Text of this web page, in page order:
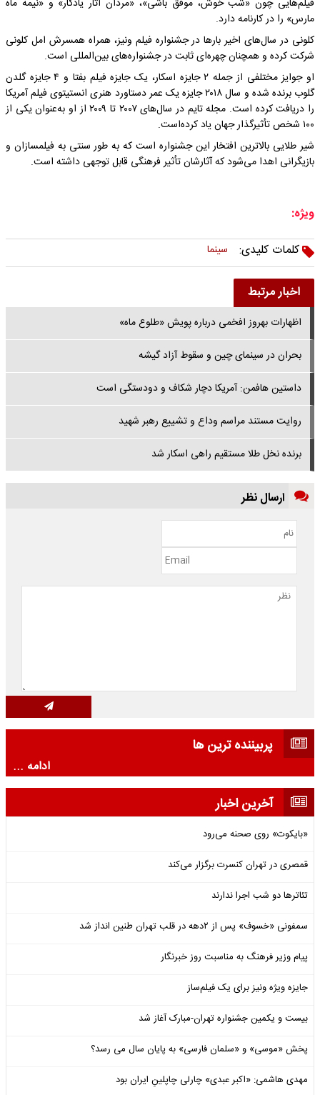
فیلم‌هایی چون «شب خوش، موفق باشی»، «مردان آثار یادگار» و «نیمه ماه
مارس» را در کارنامه دارد.
کلونی در سال‌های اخیر بارها در جشنواره فیلم ونیز، همراه همسرش امل کلونی
شرکت کرده و همچنان چهره‌ای ثابت در جشنواره‌های بین‌المللی است.
او جوایز مختلفی از جمله ۲ جایزه اسکار، یک جایزه فیلم بفتا و ۴ جایزه گلدن
گلوب برنده شده‌ و سال ۲۰۱۸ جایزه یک عمر دستاورد هنری انستیتوی فیلم آمریکا
را دریافت کرده است. مجله تایم در سال‌های ۲۰۰۷ تا ۲۰۰۹ از او به‌عنوان یکی از
۱۰۰ شخص تأثیرگذار جهان یاد کرده‌است.
شیر طلایی بالاترین افتخار این جشنواره است که به طور سنتی به فیلمسازان و
بازیگرانی اهدا می‌شود که آثارشان تأثیر فرهنگی قابل توجهی داشته است.
ویژه:
کلمات کلیدی:
سینما
اخبار مرتبط
اظهارات بهروز افخمی درباره پویش «طلوع ماه»
بحران در سینمای چین و سقوط آزاد گیشه
داستین هافمن: آمریکا دچار شکاف و دودستگی است
روایت مستند مراسم وداع و تشییع رهبر شهید
برنده نخل طلا مستقیم راهی اسکار شد
ارسال نظر
پربیننده ترین ها
ادامه ...
آخرین اخبار
«بایکوت» روی صحنه می‌رود
قمصری در تهران کنسرت برگزار می‌کند
تئاترها دو شب اجرا ندارند
سمفونی «خسوف» پس از ۲دهه در قلب تهران طنین انداز شد
پیام وزیر فرهنگ به مناسبت روز خبرنگار
جایزه ویژه ونیز برای یک فیلم‌ساز
بیست و یکمین جشنواره تهران-مبارک آغاز شد
پخش «موسی» و «سلمان فارسی» به پایان سال می رسد؟
مهدی هاشمی: «اکبر عبدی» چارلی چاپلینِ ایران بود